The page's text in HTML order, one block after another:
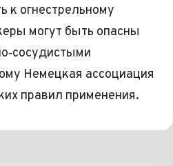
к огнестрельному
могут быть опасны
Немецкая ассоциация
правил применения.